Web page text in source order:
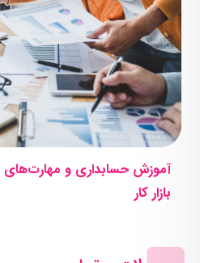
آموزش حسابداری و مهارت‌های
بازار کار